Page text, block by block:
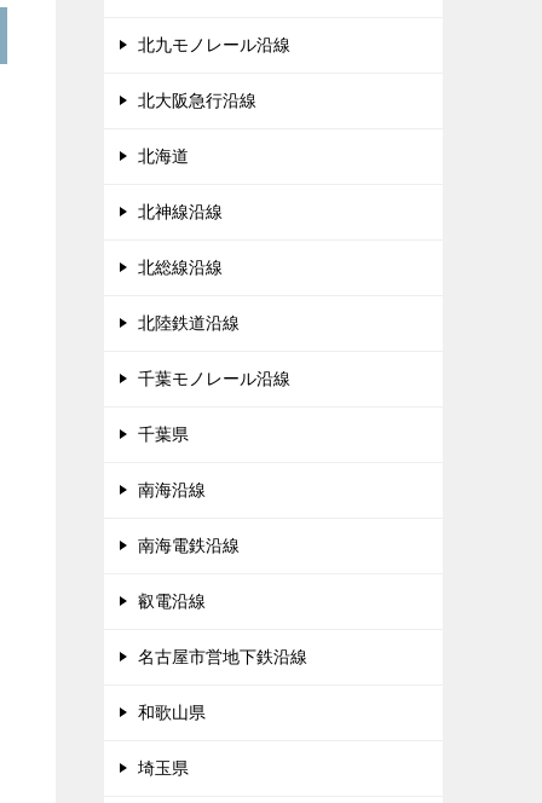
北九モノレール沿線
北大阪急行沿線
北海道
北神線沿線
北総線沿線
北陸鉄道沿線
千葉モノレール沿線
千葉県
南海沿線
南海電鉄沿線
叡電沿線
名古屋市営地下鉄沿線
和歌山県
埼玉県